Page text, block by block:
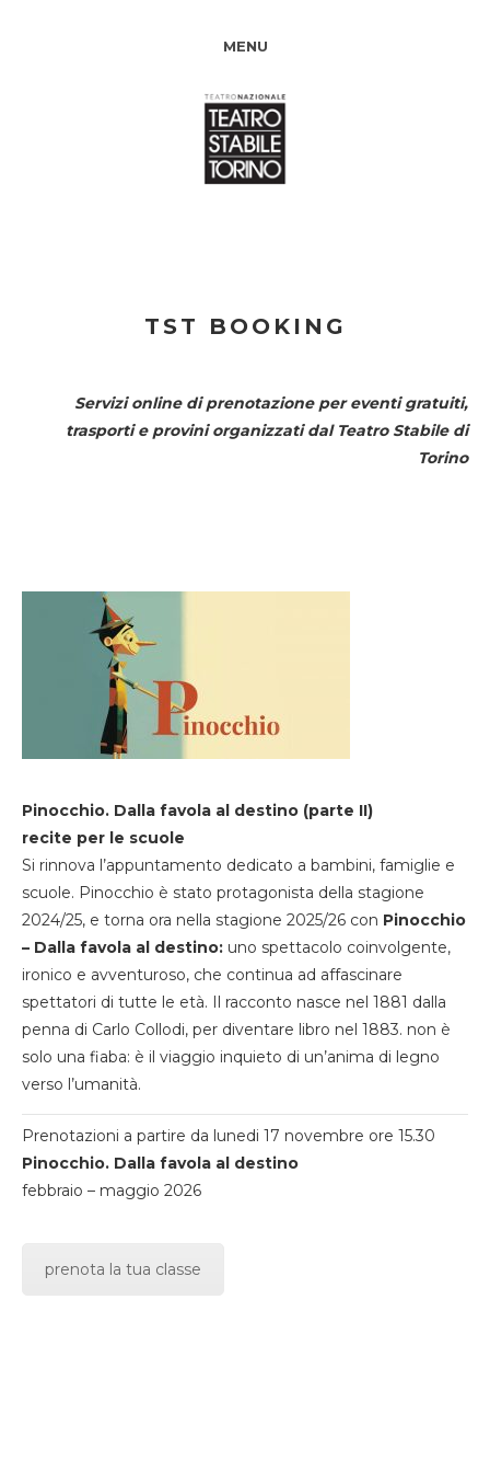
MENU
TST BOOKING
Servizi online di prenotazione per eventi gratuiti,
trasporti e provini organizzati dal Teatro Stabile di
Torino
Pinocchio. Dalla favola al destino (parte II)
recite per le scuole
Si rinnova l’appuntamento dedicato a bambini, famiglie e
scuole. Pinocchio è stato protagonista della stagione
2024/25, e torna ora nella stagione 2025/26 con Pinocchio
– Dalla favola al destino: uno spettacolo coinvolgente,
ironico e avventuroso, che continua ad affascinare
spettatori di tutte le età. Il racconto nasce nel 1881 dalla
penna di Carlo Collodi, per diventare libro nel 1883. non è
solo una fiaba: è il viaggio inquieto di un’anima di legno
verso l’umanità.
Prenotazioni a partire da lunedi 17 novembre ore 15.30
Pinocchio. Dalla favola al destino
febbraio – maggio 2026
prenota la tua classe